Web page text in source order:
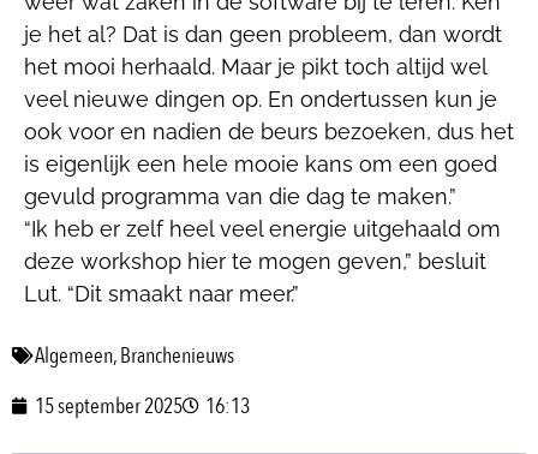
je het al? Dat is dan geen probleem, dan wordt
het mooi herhaald. Maar je pikt toch altijd wel
veel nieuwe dingen op. En ondertussen kun je
ook voor en nadien de beurs bezoeken, dus het
is eigenlijk een hele mooie kans om een goed
gevuld programma van die dag te maken.”
“Ik heb er zelf heel veel energie uitgehaald om
deze workshop hier te mogen geven,” besluit
Lut. “Dit smaakt naar meer.”
Algemeen,Branchenieuws
15 september 2025
16:13